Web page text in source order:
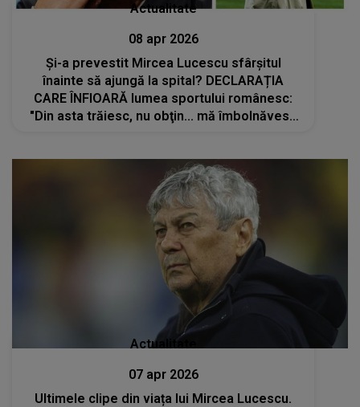
Actualitate
08 apr 2026
Și-a prevestit Mircea Lucescu sfârșitul
înainte să ajungă la spital? DECLARAȚIA
CARE ÎNFIOARĂ lumea sportului românesc:
"Din asta trăiesc, nu obţin... mă îmbolnăvesc
Actualitate
07 apr 2026
Ultimele clipe din viața lui Mircea Lucescu.